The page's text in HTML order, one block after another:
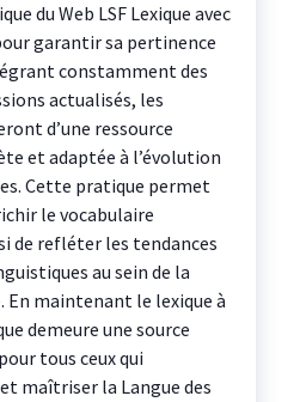
du Web LSF Lexique avec
garantir sa pertinence
constamment des
actualisés, les
d’une ressource
et adaptée à l’évolution
Cette pratique permet
le vocabulaire
de refléter les tendances
au sein de la
En maintenant le lexique à
demeure une source
tous ceux qui
maîtriser la Langue des